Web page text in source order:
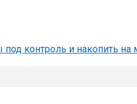
контроль и накопить на